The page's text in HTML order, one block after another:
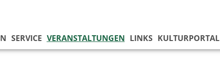
SERVICE VERANSTALTUNGEN LINKS KULTURPORTAL